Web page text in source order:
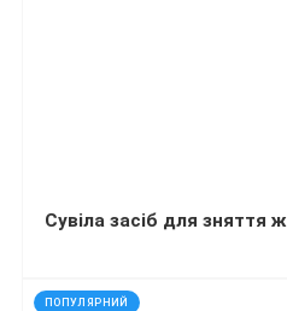
Сувіла засіб для зняття
ПОПУЛЯРНИЙ
код: 12213